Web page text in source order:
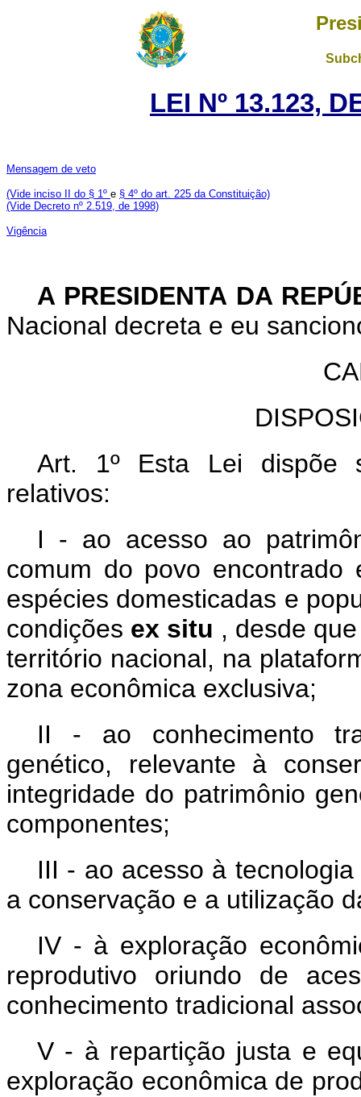
LEI Nº 13.123,
Mensagem de veto
(Vide inciso II do § 1º e § 4º do art. 225 da Constituição)
(Vide Decreto nº 2.519, de 1998)
Vigência
A PRESIDENTA DA
Nacional decreta e eu
Art. 1º Esta Lei dispõe
relativos:
I - ao acesso ao
comum do povo
espécies domesticadas e
condições ex situ , desde
território nacional, na
zona econômica exclusiva;
II - ao conhecimento
genético, relevante à
integridade do patrimônio
componentes;
III - ao acesso à
a conservação e a utilização
IV - à exploração
reprodutivo oriundo de
conhecimento tradicional
V - à repartição justa e
exploração econômica de